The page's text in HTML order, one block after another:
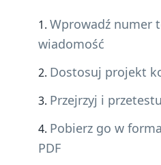
Wprowadź numer
wiadomość
Dostosuj projekt
Przejrzyj i
Pobierz go w
PDF